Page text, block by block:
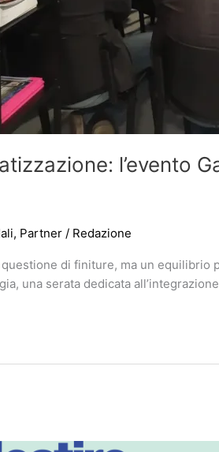
l’evento
, Partner / Redazione
di finiture, ma un
una serata dedicata